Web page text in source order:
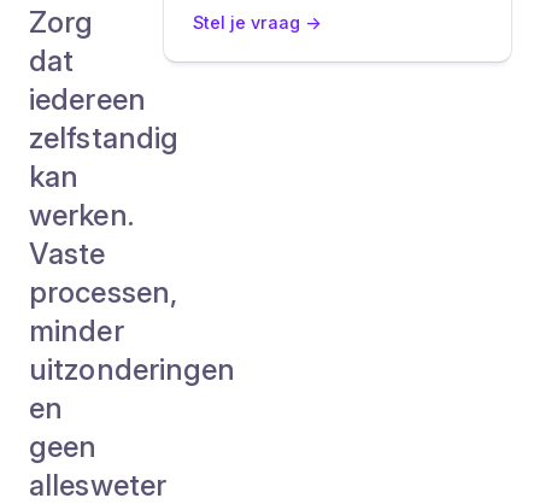
Zorg
dat
iedereen
zelfstandig
kan
werken.
Vaste
processen,
minder
uitzonderingen
en
geen
allesweter
Stel je vraag →